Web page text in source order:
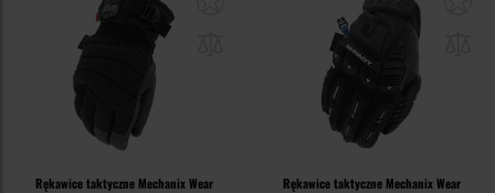
Rękawice taktyczne Mechanix Wear
Rękawice taktyczne Mechanix Wear